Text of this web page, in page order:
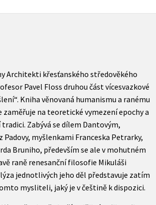
Architekti křesťanského středověkého
Pavel Floss druhou část vícesvazkové
Kniha věnovaná humanismu a ranému
zaměřuje na teoretické vymezení epochy a
Zabývá se dílem Dantovým,
myšlenkami Franceska Petrarky,
Bruniho, především se ale v mohutném
raně renesanční filosofie Mikuláši
jednotlivých jeho děl představuje zatím
mysliteli, jaký je v češtině k dispozici.